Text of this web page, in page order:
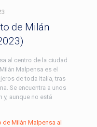
de Milán
al centro de la ciudad
Malpensa es el
de toda Italia, tras
Se encuentra a unos
y, aunque no está
Milán Malpensa al